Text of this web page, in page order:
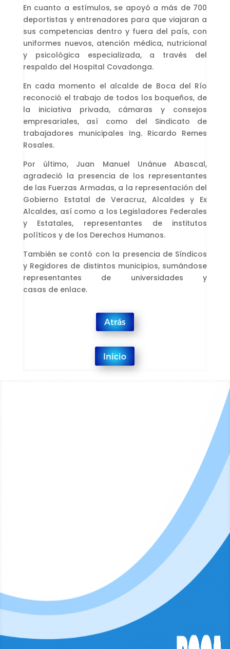
En cuanto a estímulos, se apoyó a más de 700
deportistas y entrenadores para que viajaran a
sus competencias dentro y fuera del país, con
uniformes nuevos, atención médica, nutricional
y psicológica especializada, a través del
respaldo del Hospital Covadonga.
En cada momento el alcalde de Boca del Río
reconoció el trabajo de todos los boqueños, de
la iniciativa privada, cámaras y consejos
empresariales, así como del Sindicato de
trabajadores municipales Ing. Ricardo Remes
Rosales.
Por último, Juan Manuel Unánue Abascal,
agradeció la presencia de los representantes
de las Fuerzas Armadas, a la representación del
Gobierno Estatal de Veracruz, Alcaldes y Ex
Alcaldes, así como a los Legisladores Federales
y Estatales, representantes de institutos
políticos y de los Derechos Humanos.
También se contó con la presencia de Síndicos
y Regidores de distintos municipios, sumándose
representantes de universidades y
casas de enlace.
Atrás
Inicio